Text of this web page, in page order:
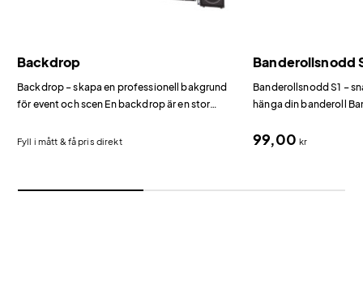
Backdrop
Backdrop – skapa en professionell bakgrund
för event och scen En backdrop är en stor
monter eller fotograferingsplats.
Fyll i mått & få pris direkt
Banderollsnodd
Banderollsnodd S1 –
hänga din banderoll
banderoll via öljetter.
99,00 kr